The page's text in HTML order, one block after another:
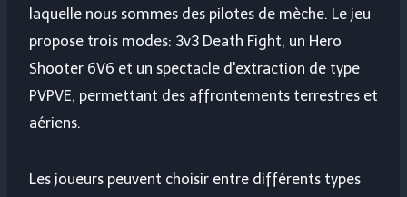
laquelle nous sommes des pilotes de mèche. Le jeu
propose trois modes: 3v3 Death Fight, un Hero
Shooter 6V6 et un spectacle d'extraction de type
PVPVE, permettant des affrontements terrestres et
aériens.
Les joueurs peuvent choisir entre différents types